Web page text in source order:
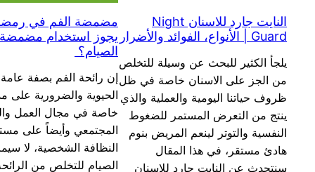
النايت جارد للاسنان Night
Guard | الأنواع، الفوائد والأضرار
يلجأ الكثير للبحث عن وسيلة للتخلص
من الجز على الاسنان خاصة في ظل
ظروف حياتنا اليومية والعملية والذي
ينتج من التعرض المستمر للضغوط
النفسية والتوتر لينعم المريض بنوم
هادئ مستقر، في هذا المقال
سنتحدث عن النايت جارد للاسنان
مضمضة الفم في
يجوز استخدام مضمضة
الصيام؟
إن رائحة الفم بصفة عامة
الحيوية والضرورية على
خاصة في مجال العمل
المجتمعي وأيضاً على
النظافة الشخصية، لا سيما
الصيام للتخلص من